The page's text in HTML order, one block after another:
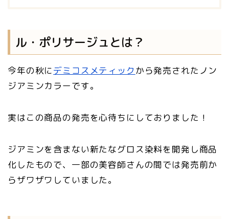
ル・ポリサージュとは？
今年の秋にデミコスメティック から発売されたノン
ジアミンカラーです。
実はこの商品の発売を心待ちにしておりました！
ジアミンを含まない新たなグロス染料を開発し商品
化したもので、一部の美容師さんの間では発売前か
らザワザワしていました。